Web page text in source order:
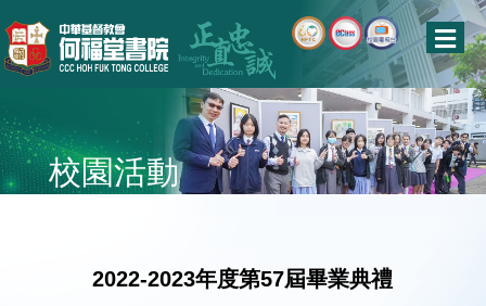
校園活動
2022-2023年度第57屆畢業典禮